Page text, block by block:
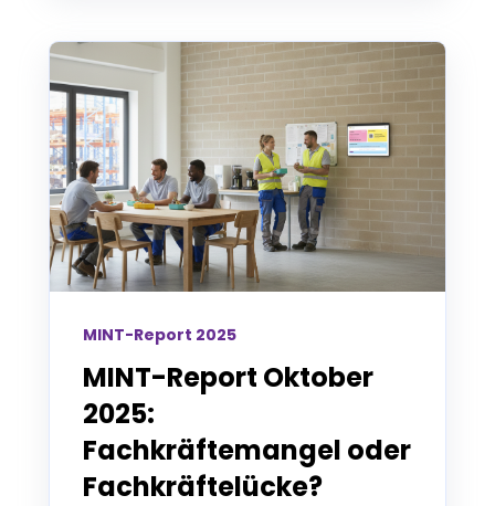
MINT-Report 2025
MINT-Report Oktober
2025:
Fachkräftemangel oder
Fachkräftelücke?